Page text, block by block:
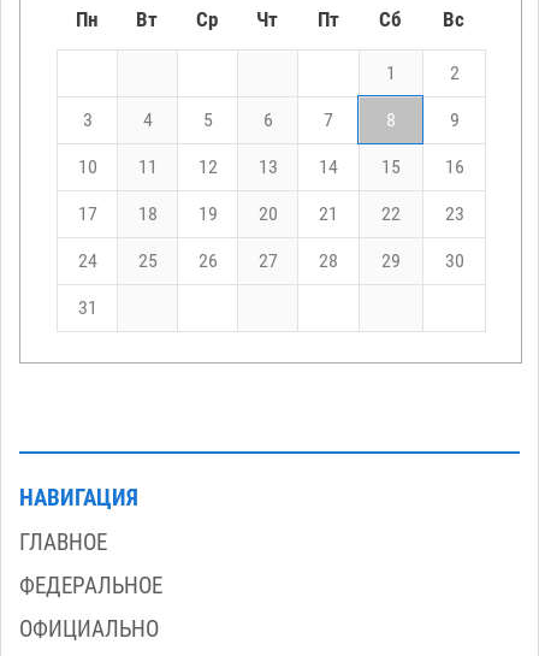
Пн Вт Ср Чт Пт Сб Вс
1 2
3 4 5 6 7 8 9
10 11 12 13 14 15 16
17 18 19 20 21 22 23
24 25 26 27 28 29 30
31
НАВИГАЦИЯ
ГЛАВНОЕ
ФЕДЕРАЛЬНОЕ
ОФИЦИАЛЬНО